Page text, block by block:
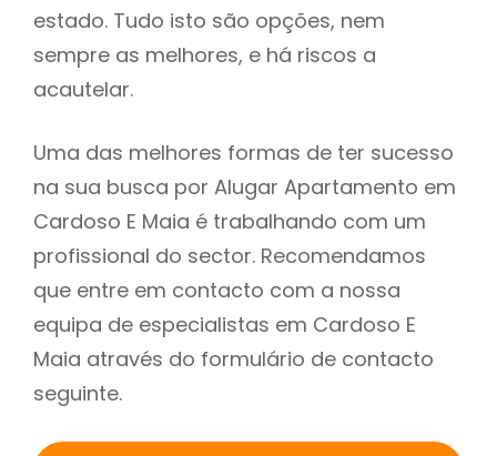
estado. Tudo isto são opções, nem
sempre as melhores, e há riscos a
acautelar.
Uma das melhores formas de ter sucesso
na sua busca por Alugar Apartamento em
Cardoso E Maia é trabalhando com um
profissional do sector. Recomendamos
que entre em contacto com a nossa
equipa de especialistas em Cardoso E
Maia através do formulário de contacto
seguinte.